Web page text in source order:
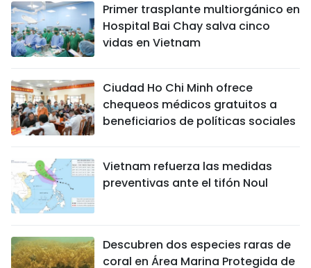
Primer trasplante multiorgánico en
Hospital Bai Chay salva cinco
vidas en Vietnam
Ciudad Ho Chi Minh ofrece
chequeos médicos gratuitos a
beneficiarios de políticas sociales
Vietnam refuerza las medidas
preventivas ante el tifón Noul
Descubren dos especies raras de
coral en Área Marina Protegida de